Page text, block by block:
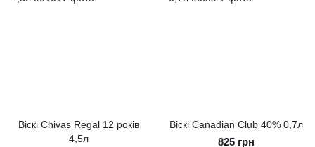
Віскі Chivas Regal 12 років
4,5л
Віскі Canadian Club 40% 0,7л
825 грн